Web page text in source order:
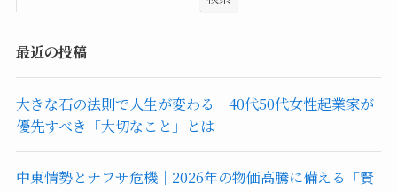
最近の投稿
大きな石の法則で人生が変わる｜40代50代女性起業家が
優先すべき「大切なこと」とは
中東情勢とナフサ危機｜2026年の物価高騰に備える「賢